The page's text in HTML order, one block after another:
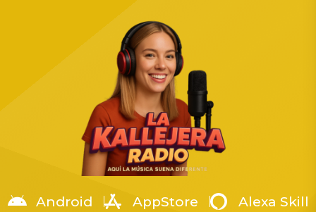
de Manzanillo y Armería. El
acto contó con la presencia
del General de Brigada
Guardia Nacional de Estado
Mayor, Eugenio Leonardo
coordinador territorial de la
Región Occidente. La […]
54 años. El mundo
paranormal está de luto
Rivera, figura clave en la
New England Society for
Psychic Research […]
Android AppStore Alexa Skill